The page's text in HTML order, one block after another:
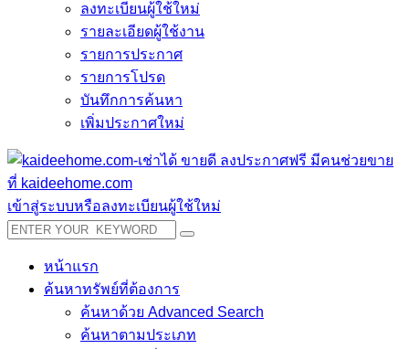
ลงทะเบียนผู้ใช้ใหม่
รายละเอียดผู้ใช้งาน
รายการประกาศ
รายการโปรด
บันทึกการค้นหา
เพิ่มประกาศใหม่
เข้าสู่ระบบหรือลงทะเบียนผู้ใช้ใหม่
หน้าแรก
ค้นหาทรัพย์ที่ต้องการ
ค้นหาด้วย Advanced Search
ค้นหาตามประเภท